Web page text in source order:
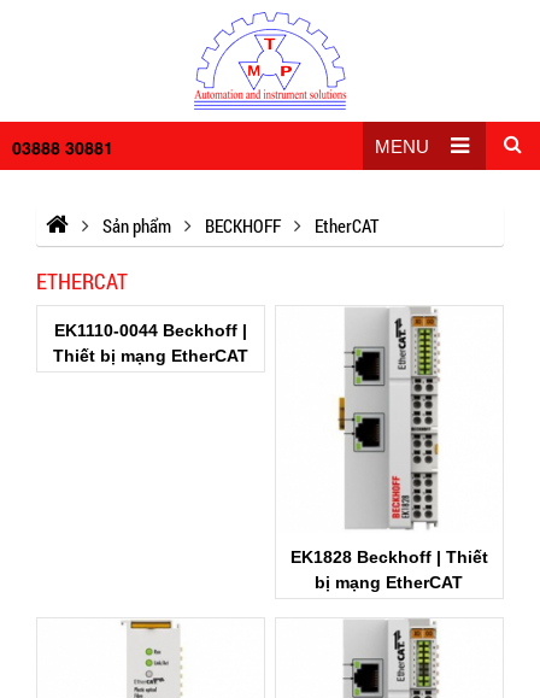
03888 30881 MENU
Sản phẩm BECKHOFF EtherCAT
ETHERCAT
EK1110-0044 Beckhoff |
Thiết bị mạng EtherCAT
EK1828 Beckhoff | Thiết
bị mạng EtherCAT